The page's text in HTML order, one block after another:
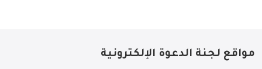
مواقع لجنة الدعوة الإلكترونية